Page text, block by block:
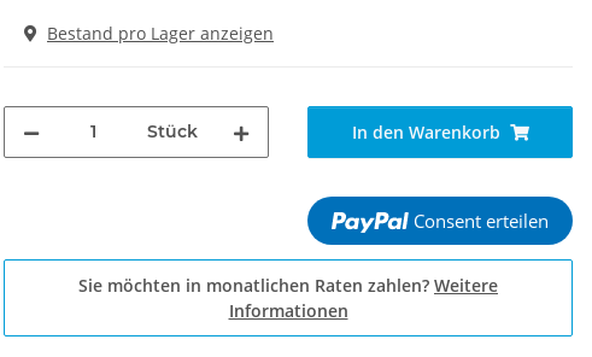
Bestand pro Lager anzeigen
Stück In den Warenkorb
Consent erteilen
Sie möchten in monatlichen Raten zahlen? Weitere
Informationen